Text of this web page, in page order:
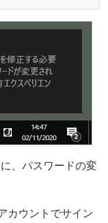
、パスワードの変
カウントでサイン